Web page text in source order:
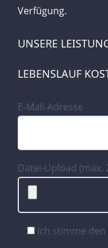
Verfügung.
UNSERE
LEBENSLAUF
E-Mail-Adresse
Datei-Upload (max.
Ich stimme den